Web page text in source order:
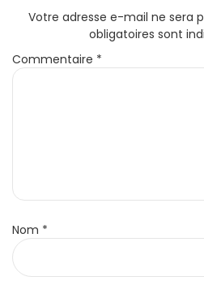
Votre adresse e-mail ne sera
obligatoires sont
Commentaire *
Nom *